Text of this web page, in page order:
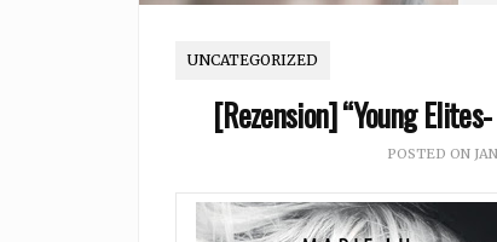
UNCATEGORIZED
[Rezension] “Young
POSTED ON